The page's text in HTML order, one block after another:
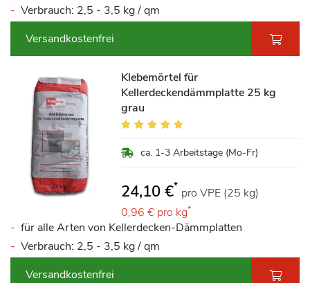
Verbrauch: 2,5 - 3,5 kg / qm
Versandkostenfrei
Klebemörtel für
Kellerdeckendämmplatte 25 kg
grau
Bewertung:
ca. 1-3 Arbeitstage (Mo-Fr)
24,10 €* pro VPE (25 kg)
0,96 € pro kg*
für alle Arten von Kellerdecken-Dämmplatten
Verbrauch: 2,5 - 3,5 kg / qm
Versandkostenfrei